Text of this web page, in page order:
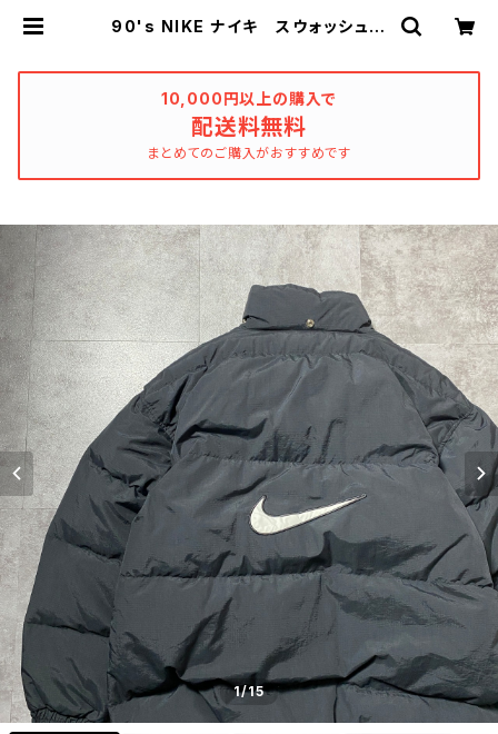
90's NIKE ナイキ スウォッシュ
thing_katharsis
10,000円以上の購入で
配送料無料
まとめてのご購入がおすすめです
1/15